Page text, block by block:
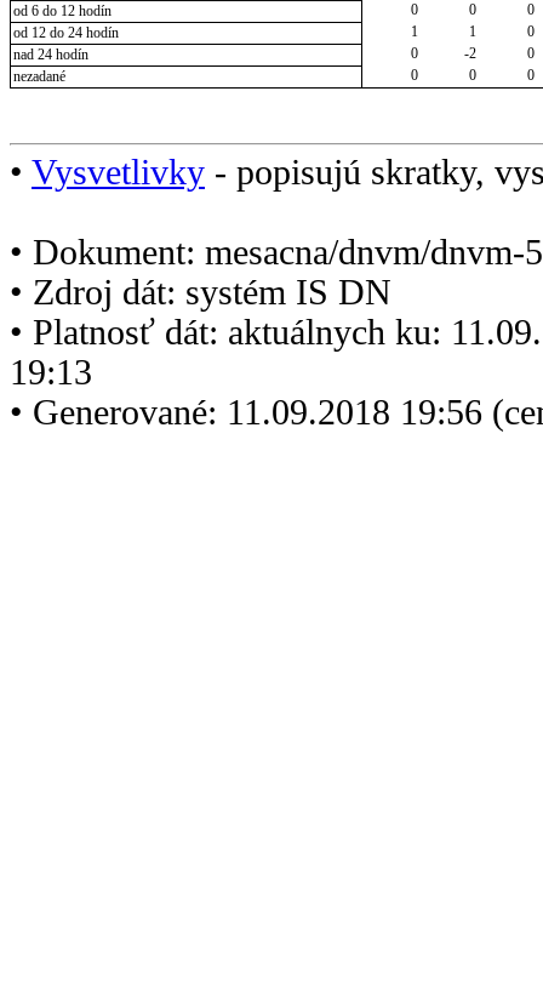
od 6 do 12 hodín
0 0
0
od 12 do 24 hodín
1 1
0
nad 24 hodín
0 -2
0
nezadané
0 0 0
• Vysvetlivky - popisujú skratky,
• Dokument: mesacna/dnvm/dnvm-
• Zdroj dát: systém IS DN
• Platnosť dát: aktuálnych ku:
19:13
• Generované: 11.09.2018 19:56